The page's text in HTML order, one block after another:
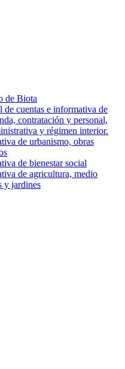
de Biota
de cuentas e informativa de
contratación y personal,
y régimen interior.
de urbanismo, obras
de bienestar social
de agricultura, medio
y jardines